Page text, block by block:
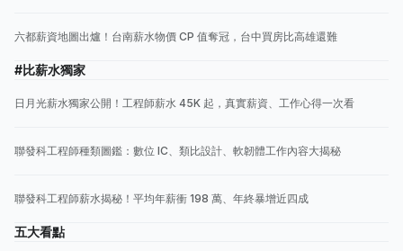
六都薪資地圖出爐！台南薪水物價 CP 值奪冠，台中買房比高雄還難
#比薪水獨家
日月光薪水獨家公開！工程師薪水 45K 起，真實薪資、工作心得一次看
聯發科工程師種類圖鑑：數位 IC、類比設計、軟韌體工作內容大揭秘
聯發科工程師薪水揭秘！平均年薪衝 198 萬、年終暴增近四成
五大看點